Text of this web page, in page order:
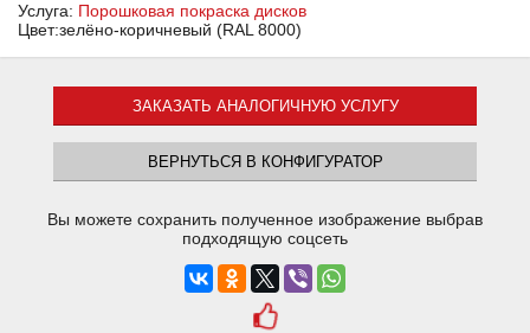
Услуга: Порошковая покраска дисков
Цвет:зелёно-коричневый (RAL 8000)
ЗАКАЗАТЬ АНАЛОГИЧНУЮ УСЛУГУ
ВЕРНУТЬСЯ В КОНФИГУРАТОР
Вы можете сохранить полученное изображение выбрав
подходящую соцсеть